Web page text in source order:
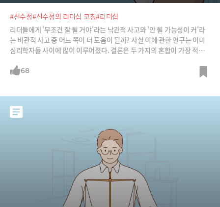
#신수정#신수정의 리더십 코칭#리더십
리더들에게 '무조건 잘 될 거야'라는 낙관적 사고와 '안 될 가능성이 커'라
는 비관적 사고 중 어느 쪽이 더 도움이 될까? 사실 이에 관한 연구는 이미
심리학자들 사이에 많이 이루어졌다. 결론은 두 가지의 혼합이 가장 적절
'합리적 낙관주의'가 그것이다. 베트남전 때 9년간 포로 생활을 했던 미군
68